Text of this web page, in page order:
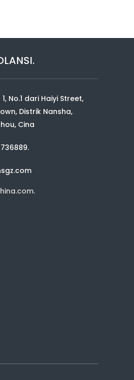
No.1 dari Haiyi Street,
Distrik Nansha,
Cina